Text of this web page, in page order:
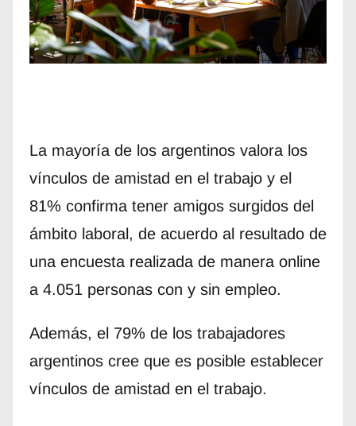
La mayoría de los argentinos valora los
vínculos de amistad en el trabajo y el
81% confirma tener amigos surgidos del
ámbito laboral, de acuerdo al resultado de
una encuesta realizada de manera online
a 4.051 personas con y sin empleo.
Además, el 79% de los trabajadores
argentinos cree que es posible establecer
vínculos de amistad en el trabajo.